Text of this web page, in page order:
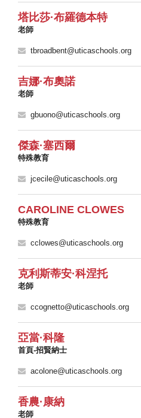
塔比莎·布羅德本特
老師
tbroadbent@uticaschools.org
吉娜·布奧諾
老師
gbuono@uticaschools.org
傑森·塞西爾
特殊教育
jcecile@uticaschools.org
CAROLINE CLOWES
特殊教育
cclowes@uticaschools.org
克利斯蒂安·科涅托
老師
ccognetto@uticaschools.org
亞當·科隆
首頁-招賢納士
acolone@uticaschools.org
香農·康納
老師